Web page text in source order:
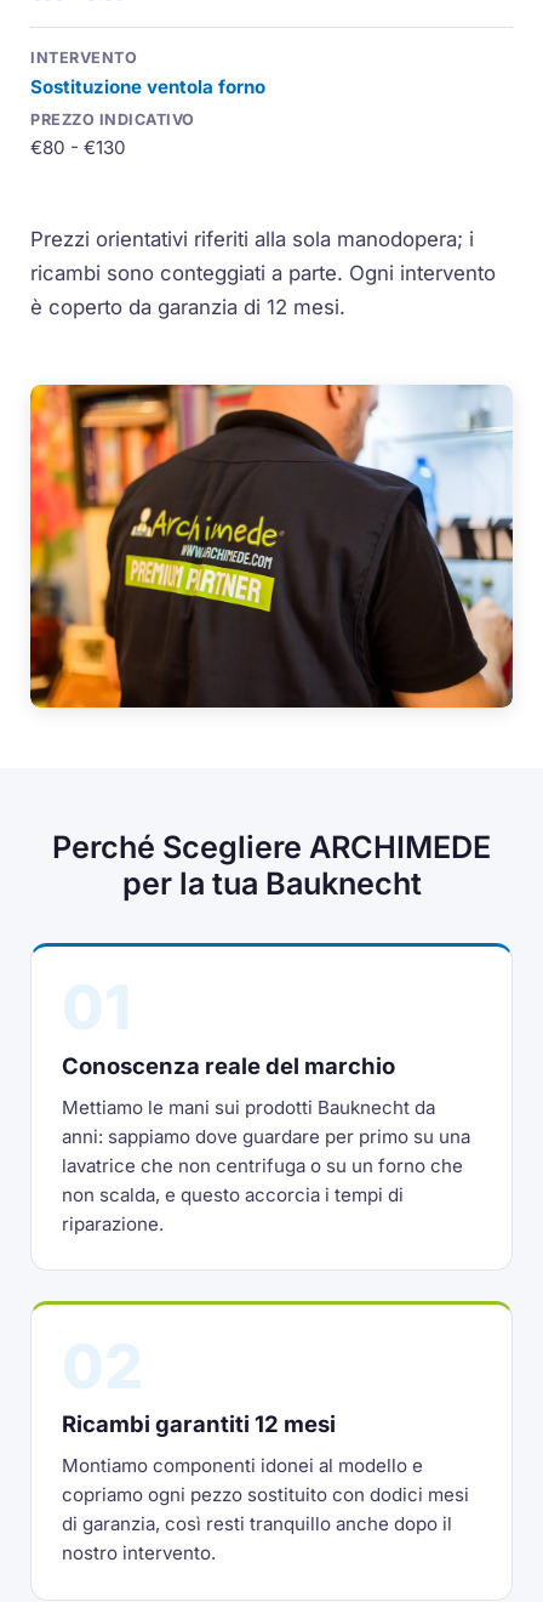
Sostituzione ventola forno
€80 - €130
Prezzi orientativi riferiti alla sola manodopera; i
ricambi sono conteggiati a parte. Ogni intervento
è coperto da garanzia di 12 mesi.
Perché Scegliere ARCHIMEDE
per la tua Bauknecht
Conoscenza reale del marchio
Mettiamo le mani sui prodotti Bauknecht da
anni: sappiamo dove guardare per primo su una
lavatrice che non centrifuga o su un forno che
non scalda, e questo accorcia i tempi di
riparazione.
Ricambi garantiti 12 mesi
Montiamo componenti idonei al modello e
copriamo ogni pezzo sostituito con dodici mesi
di garanzia, così resti tranquillo anche dopo il
nostro intervento.